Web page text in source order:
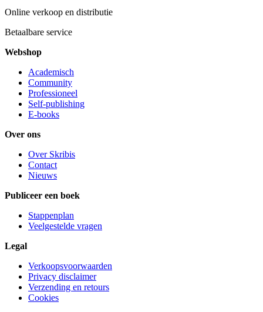
Online verkoop en distributie
Betaalbare service
Webshop
Academisch
Community
Professioneel
Self-publishing
E-books
Over ons
Over Skribis
Contact
Nieuws
Publiceer een boek
Stappenplan
Veelgestelde vragen
Legal
Verkoopsvoorwaarden
Privacy disclaimer
Verzending en retours
Cookies